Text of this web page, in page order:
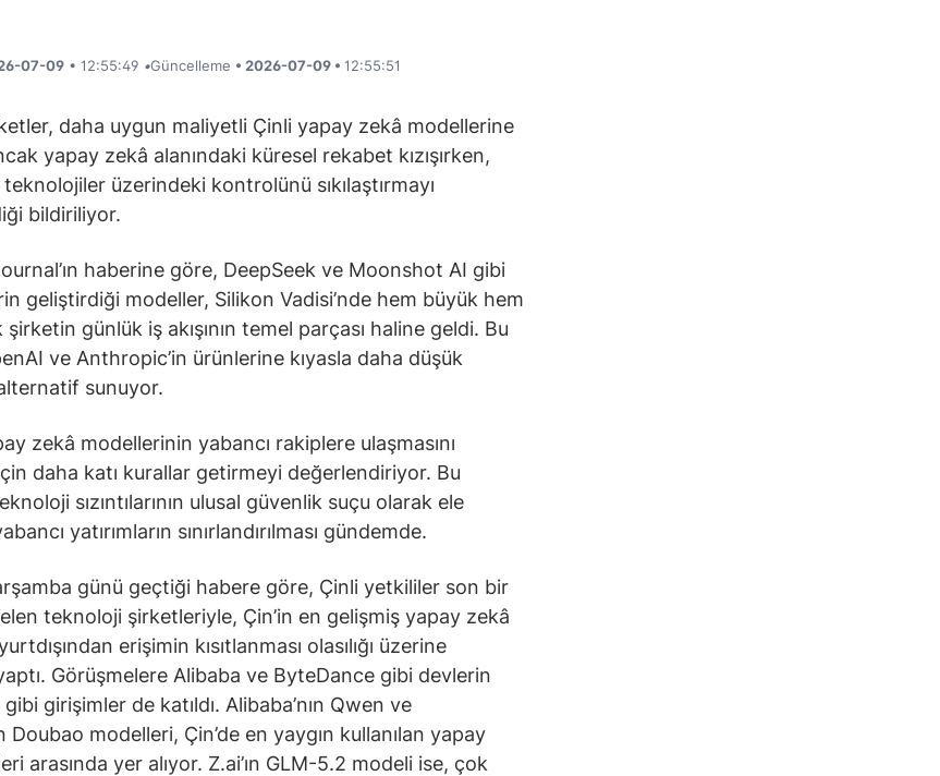
07-09 • 12:55:49 •Güncelleme • 2026-07-09 • 12:55:51
daha uygun maliyetli Çinli yapay zekâ modellerine
yapay zekâ alanındaki küresel rekabet kızışırken,
teknolojiler üzerindeki kontrolünü sıkılaştırmayı
bildiriliyor.
haberine göre, DeepSeek ve Moonshot AI gibi
geliştirdiği modeller, Silikon Vadisi’nde hem büyük hem
günlük iş akışının temel parçası haline geldi. Bu
ve Anthropic’in ürünlerine kıyasla daha düşük
sunuyor.
zekâ modellerinin yabancı rakiplere ulaşmasını
daha katı kurallar getirmeyi değerlendiriyor. Bu
sızıntılarının ulusal güvenlik suçu olarak ele
yatırımların sınırlandırılması gündemde.
günü geçtiği habere göre, Çinli yetkililer son bir
teknoloji şirketleriyle, Çin’in en gelişmiş yapay zekâ
erişimin kısıtlanması olasılığı üzerine
Görüşmelere Alibaba ve ByteDance gibi devlerin
gibi girişimler de katıldı. Alibaba’nın Qwen ve
Doubao modelleri, Çin’de en yaygın kullanılan yapay
arasında yer alıyor. Z.ai’ın GLM-5.2 modeli ise, çok